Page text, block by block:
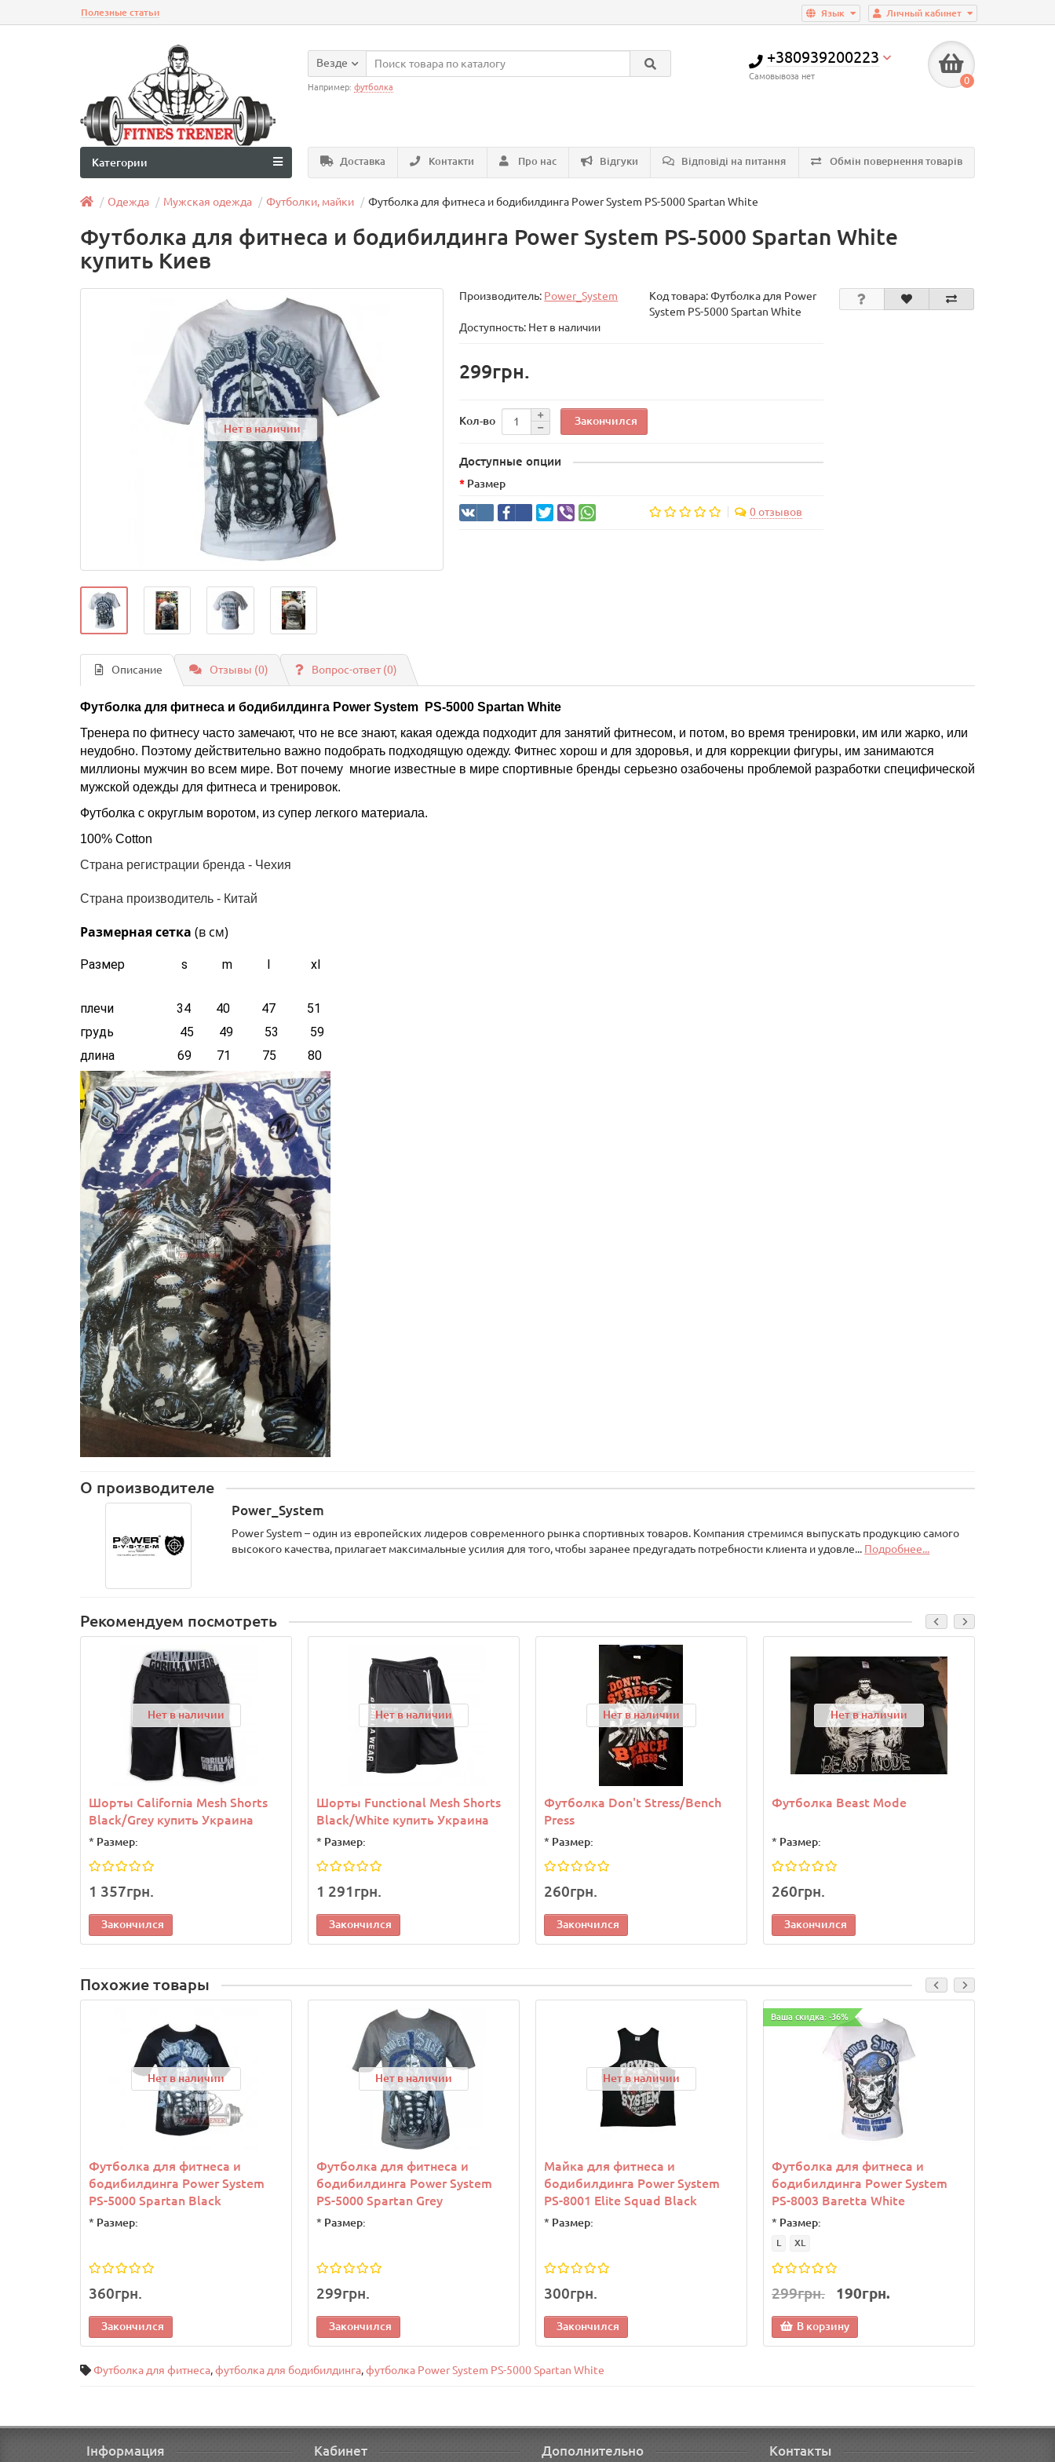
Личный кабинет
Язык
Полезные статьи
+380939200223
Самовывоза нет 0
Везде
Например: футболка
Доставка Контакти Про нас Відгуки Відповіді на питання Обмін повернення товарів
Категории
Одежда Мужская одежда Футболки, майки Футболка для фитнеса и бодибилдинга Power System PS-5000 Spartan White
Футболка для фитнеса и бодибилдинга Power System PS-5000 Spartan White
купить Киев
Нет в наличии
Производитель: Power_System Код товара:Футболка для Power
System PS-5000 Spartan White
Доступность: Нет в наличии
299грн.
Кол-во Закончился
Доступные опции
Размер
0 отзывов
Описание Отзывы (0) Вопрос-ответ(0)
Футболка для фитнеса и бодибилдинга Power System PS-5000 Spartan White
Тренера по фитнесу часто замечают, что не все знают, какая одежда подходит для занятий фитнесом, и потом, во время тренировки, им или жарко, или
неудобно. Поэтому действительно важно подобрать подходящую одежду. Фитнес хорош и для здоровья, и для коррекции фигуры, им занимаются
миллионы мужчин во всем мире. Вот почему многие известные в мире спортивные бренды серьезно озабочены проблемой разработки специфической
мужской одежды для фитнеса и тренировок.
Футболка с округлым воротом, из супер легкого материала.
100% Cotton
Страна регистрации бренда - Чехия
Страна производитель - Китай
Размерная сетка (в см)
Размер s m l xl
плечи 34 40 47 51
грудь 45 49 53 59
длина 69 71 75 80
О производителе
Power_System
Power System – один из европейских лидеров современного рынка спортивных товаров. Компания стремимся выпускать продукцию самого
высокого качества, прилагает максимальные усилия для того, чтобы заранее предугадать потребности клиента и удовле... Подробнее...
Рекомендуем посмотреть
Нет в наличии
Шорты California Mesh Shorts
Black/Grey купить Украина
* Размер:
1 357грн.
Закончился
Нет в наличии
Шорты Functional Mesh Shorts
Black/White купить Украина
* Размер:
1 291грн.
Закончился
Нет в наличии
Футболка Don't Stress/Bench
Press
* Размер:
260грн.
Закончился
Нет в наличии
Футболка Beast Mode
* Размер:
260грн.
Закончился
Похожие товары
Нет в наличии
Футболка для фитнеса и
бодибилдинга Power System
PS-5000 Spartan Black
* Размер:
360грн.
Закончился
Нет в наличии
Футболка для фитнеса и
бодибилдинга Power System
PS-5000 Spartan Grey
* Размер:
299грн.
Закончился
Нет в наличии
Майка для фитнеса и
бодибилдинга Power System
PS-8001 Elite Squad Black
* Размер:
300грн.
Закончился
Ваша скидка: -36%
Футболка для фитнеса и
бодибилдинга Power System
PS-8003 Baretta White
* Размер:
L XL
299грн. 190грн.
В корзину
Футболка для фитнеса,футболка для бодибилдинга,футболка Power System PS-5000 Spartan White
Інформация Кабинет Дополнительно Контакты